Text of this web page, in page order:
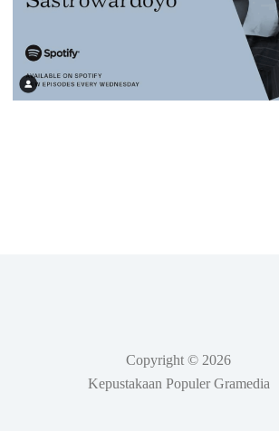
Copyright © 2026
Kepustakaan Populer Gramedia